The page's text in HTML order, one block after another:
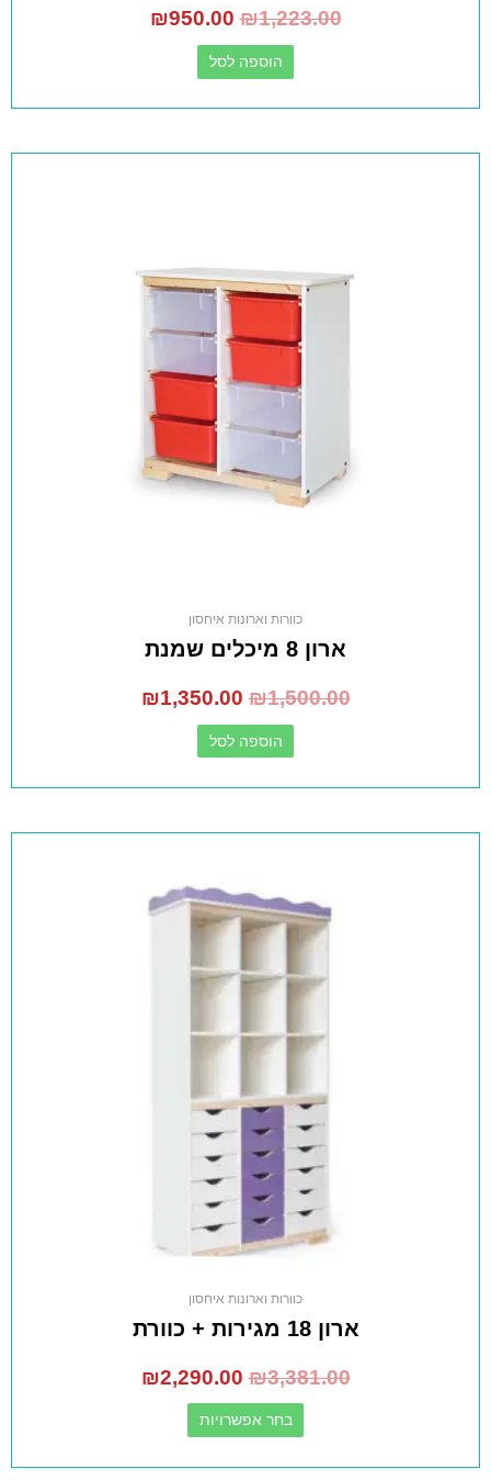
₪1,223.00
₪950.00
הוספה לסל
כוורות וארונות איחסון
ארון 8 מיכלים שמנת
₪1,500.00
₪1,350.00
הוספה לסל
כוורות וארונות איחסון
ארון 18 מגירות + כוורת
₪3,381.00
₪2,290.00
בחר אפשרויות